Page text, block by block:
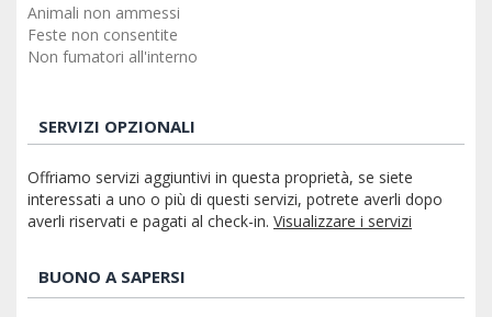
Animali non ammessi
Feste non consentite
Non fumatori all'interno
SERVIZI OPZIONALI
Offriamo servizi aggiuntivi in questa proprietà, se siete
interessati a uno o più di questi servizi, potrete averli dopo
averli riservati e pagati al check-in. Visualizzare i servizi
BUONO A SAPERSI